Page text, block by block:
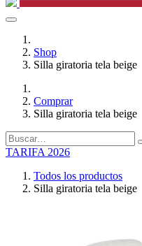
Shop
Silla giratoria tela beige
Comprar
Silla giratoria tela beige
TARIFA 2026
Todos los productos
Silla giratoria tela beige